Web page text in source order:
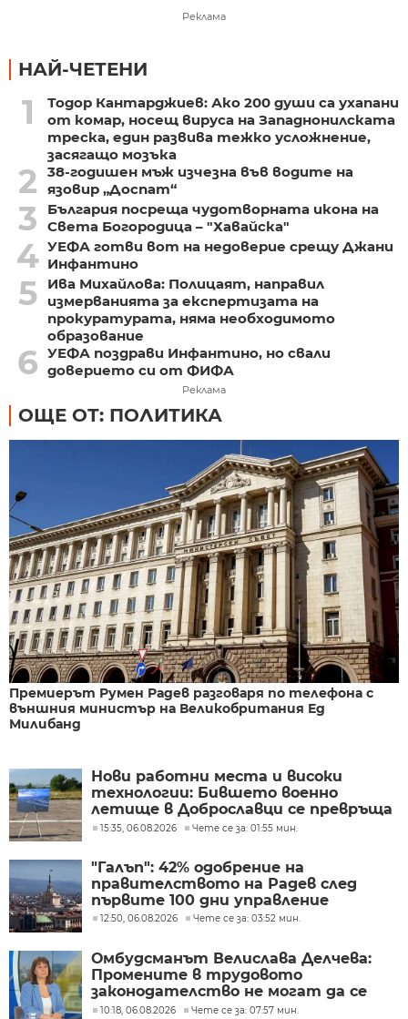
Реклама
НАЙ-ЧЕТЕНИ
1
Тодор Кантарджиев: Ако 200 души са ухапани
от комар, носещ вируса на Западнонилската
треска, един развива тежко усложнение,
засягащо мозъка
2
38-годишен мъж изчезна във водите на
язовир „Доспат“
3
България посреща чудотворната икона на
Света Богородица – "Хавайска"
4 УЕФА готви вот на недоверие срещу Джани
Инфантино
5
Ива Михайлова: Полицаят, направил
измерванията за експертизата на
прокуратурата, няма необходимото
образование
6 УЕФА поздрави Инфантино, но свали
доверието си от ФИФА
Реклама
ОЩЕ ОТ: ПОЛИТИКА
Премиерът Румен Радев разговаря по телефона с
външния министър на Великобритания Ед
Милибанд
Нови работни места и високи
технологии: Бившето военно
летище в Доброславци се превръща
в голям космически център
15:35, 06.08.2026 Чете се за: 01:55 мин.
"Галъп": 42% одобрение на
правителството на Радев след
първите 100 дни управление
12:50, 06.08.2026 Чете се за: 03:52 мин.
Омбудсманът Велислава Делчева:
Промените в трудовото
законодателство не могат да се
правят през бюджета
10:18, 06.08.2026 Чете се за: 07:57 мин.